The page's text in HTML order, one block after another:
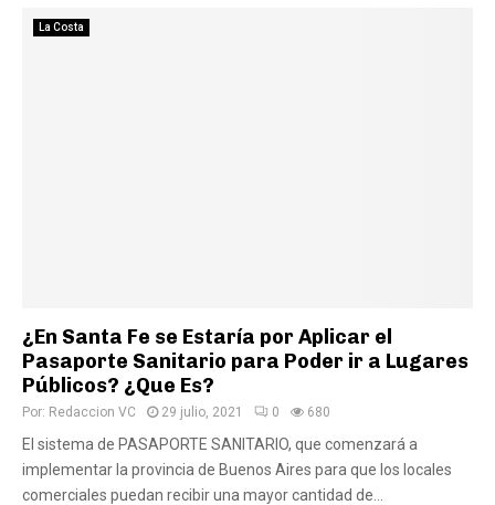
La Costa
¿En Santa Fe se Estaría por Aplicar el
Pasaporte Sanitario para Poder ir a Lugares
Públicos? ¿Que Es?
Por: Redaccion VC 29 julio, 2021 0 680
El sistema de PASAPORTE SANITARIO, que comenzará a
implementar la provincia de Buenos Aires para que los locales
comerciales puedan recibir una mayor cantidad de...